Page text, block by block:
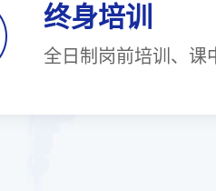
终身培训
全日制岗前培训、课